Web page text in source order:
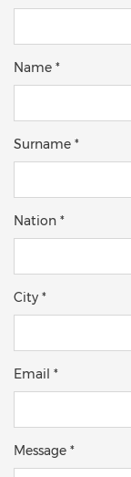
Name *
Surname *
Nation *
City *
Email *
Message *